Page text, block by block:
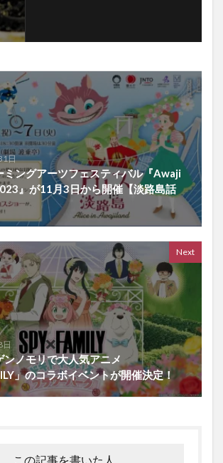
日
ミングアーツフェスティバル『Awaji
』が11月3日から開催【淡路島話
Next
ンノモリで大人気アニメ
」のコラボイベントが開催決定！
この記事を書いた人